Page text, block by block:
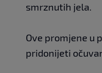
smrznutih jela.
Ove promjene u
pridonijeti